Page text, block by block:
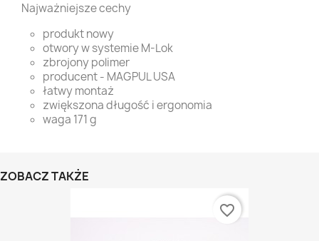
Najważniejsze cechy
produkt nowy
otwory w systemie M-Lok
zbrojony polimer
producent - MAGPUL USA
łatwy montaż
zwiększona długość i ergonomia
waga 171 g
ZOBACZ TAKŻE
favorite_border